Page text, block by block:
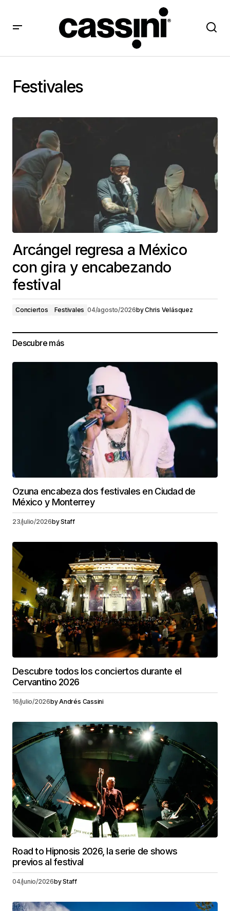
Festivales
Arcángel regresa a México
con gira y encabezando
festival
Conciertos Festivales 04/agosto/2026byChris Velásquez
Descubre más
Ozuna encabeza dos festivales en Ciudad de
México y Monterrey
23/julio/2026byStaff
Descubre todos los conciertos durante el
Cervantino 2026
16/julio/2026byAndrés Cassini
Road to Hipnosis 2026, la serie de shows
previos al festival
04/junio/2026byStaff